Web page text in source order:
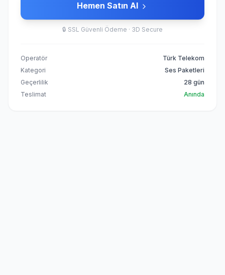
Hemen Satın Al
🔒 SSL Güvenli Ödeme · 3D Secure
Operatör
Türk Telekom
Kategori
Ses Paketleri
Geçerlilik
28 gün
Teslimat
Anında